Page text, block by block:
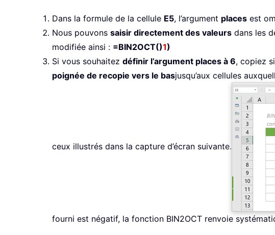
Dans la formule de la cellule E5, l’argument places est
Nous pouvons saisir directement des valeurs dans les
modifiée ainsi : =BIN2OCT()1)
Si vous souhaitez définir l’argument places à 6, copiez
poignée de recopie vers le basjusqu’aux cellules
ceux illustrés dans la capture d’écran suivante.
fourni est négatif, la fonction BIN2OCT renvoie